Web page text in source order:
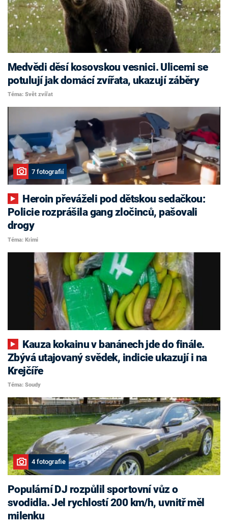
Medvědi děsí kosovskou vesnici. Ulicemi se
potulují jak domácí zvířata, ukazují záběry
Téma: Svět zvířat
7 fotografií
Policie rozprášila gang zločinců, pašovali
drogy
Téma: Krimi
Zbývá utajovaný svědek, indicie ukazují i na
Krejčíře
Téma: Soudy
4 fotografie
Populární DJ rozpůlil sportovní vůz o
svodidla. Jel rychlostí 200 km/h, uvnitř měl
milenku